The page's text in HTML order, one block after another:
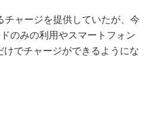
ャージを提供していたが、今
のみの利用やスマートフォン
でチャージができるようにな